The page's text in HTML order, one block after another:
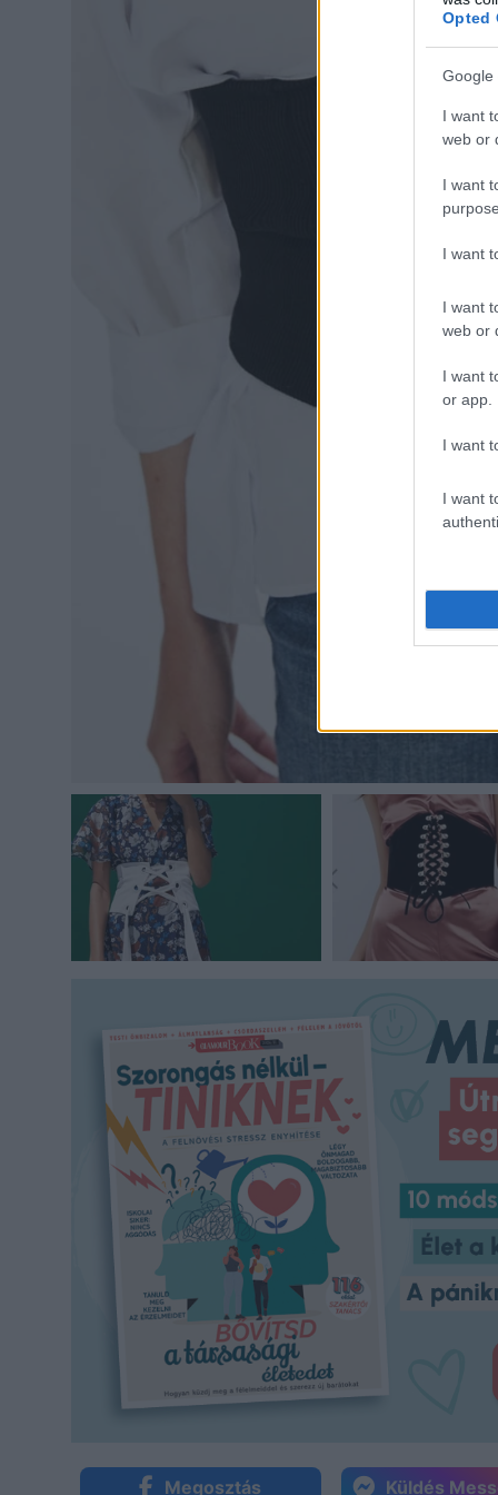
Opted
Google
I want
web or
I want
I want
I want
web or
I want
or app.
I want
I want
Megosztás Küldés